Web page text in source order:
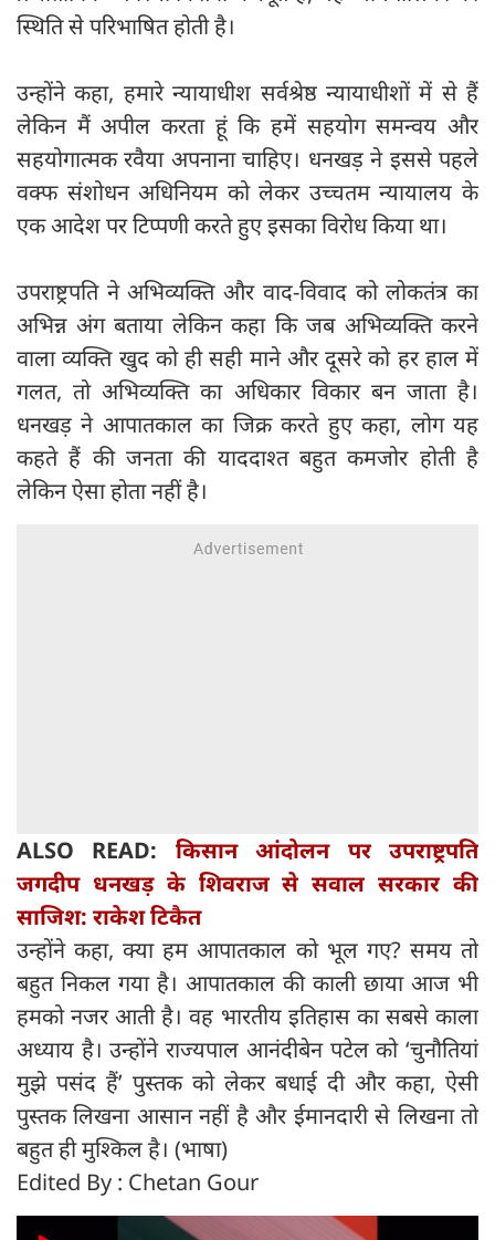
स्थिति से परिभाषित होती है।
उन्होंने कहा, हमारे न्यायाधीश सर्वश्रेष्ठ न्यायाधीशों में से हैं
लेकिन मैं अपील करता हूं कि हमें सहयोग समन्वय और
सहयोगात्मक रवैया अपनाना चाहिए। धनखड़ ने इससे पहले
वक्फ संशोधन अधिनियम को लेकर उच्चतम न्यायालय के
एक आदेश पर टिप्पणी करते हुए इसका विरोध किया था।
उपराष्ट्रपति ने अभिव्यक्ति और वाद-विवाद को लोकतंत्र का
अभिन्न अंग बताया लेकिन कहा कि जब अभिव्यक्ति करने
वाला व्यक्ति खुद को ही सही माने और दूसरे को हर हाल में
गलत, तो अभिव्यक्ति का अधिकार विकार बन जाता है।
धनखड़ ने आपातकाल का जिक्र करते हुए कहा, लोग यह
कहते हैं की जनता की याददाश्त बहुत कमजोर होती है
लेकिन ऐसा होता नहीं है।
ALSO READ: किसान आंदोलन पर उपराष्ट्रपति
जगदीप धनखड़ के शिवराज से सवाल सरकार की
साजिश: राकेश टिकैत
उन्होंने कहा, क्या हम आपातकाल को भूल गए? समय तो
बहुत निकल गया है। आपातकाल की काली छाया आज भी
हमको नजर आती है। वह भारतीय इतिहास का सबसे काला
अध्याय है। उन्होंने राज्यपाल आनंदीबेन पटेल को ‘चुनौतियां
मुझे पसंद हैं’ पुस्तक को लेकर बधाई दी और कहा, ऐसी
पुस्तक लिखना आसान नहीं है और ईमानदारी से लिखना तो
बहुत ही मुश्किल है। (भाषा)
Edited By : Chetan Gour